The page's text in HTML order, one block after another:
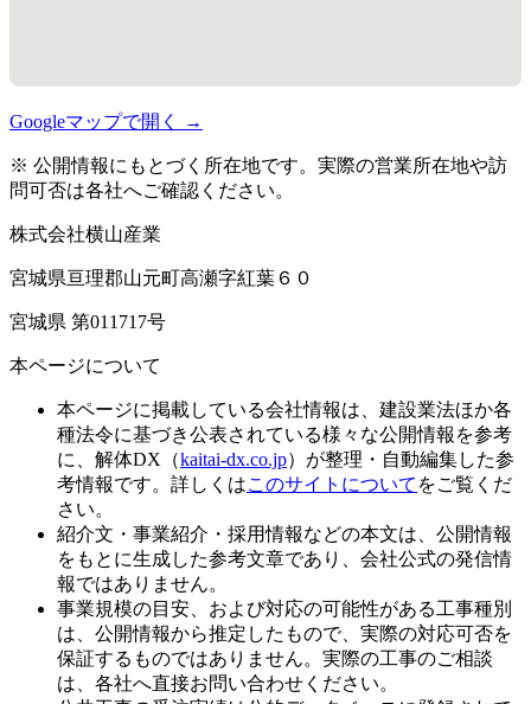
Googleマップで開く →
※ 公開情報にもとづく所在地です。実際の営業所在地や訪
問可否は各社へご確認ください。
株式会社横山産業
宮城県亘理郡山元町高瀬字紅葉６０
宮城県 第011717号
本ページについて
本ページに掲載している会社情報は、建設業法ほか各
種法令に基づき公表されている様々な公開情報を参考
に、解体DX（kaitai-dx.co.jp）が整理・自動編集した参
考情報です。詳しくはこのサイトについて をご覧くだ
さい。
紹介文・事業紹介・採用情報などの本文は、公開情報
をもとに生成した参考文章であり、会社公式の発信情
報ではありません。
事業規模の目安、および対応の可能性がある工事種別
は、公開情報から推定したもので、実際の対応可否を
保証するものではありません。実際の工事のご相談
は、各社へ直接お問い合わせください。